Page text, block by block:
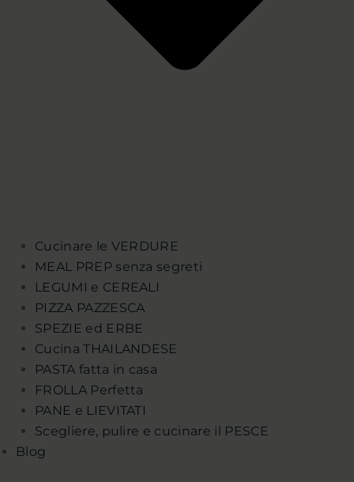
Cucinare le VERDURE
MEAL PREP senza segreti
LEGUMI e CEREALI
PIZZA PAZZESCA
SPEZIE ed ERBE
Cucina THAILANDESE
PASTA fatta in casa
FROLLA Perfetta
PANE e LIEVITATI
Scegliere, pulire e cucinare il PESCE
Blog